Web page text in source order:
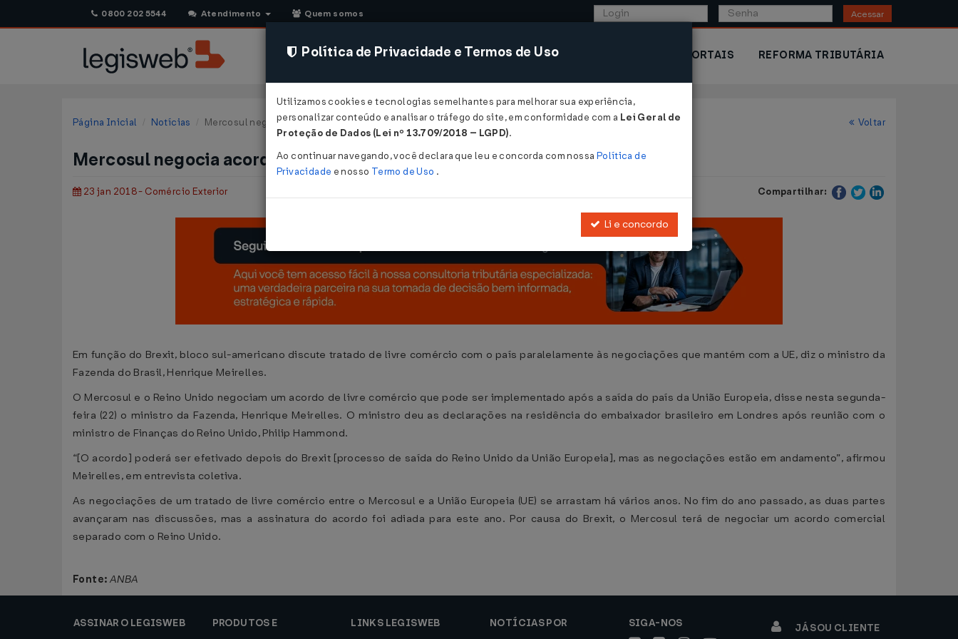
0800 202 5544 Atendimento Quem somos Acessar
CONSULTORIA SISTEMAS COMÉRCIO EXTERIOR PORTAIS REFORMA TRIBUTÁRIA
Página Inicial Notícias Mercosul negocia acordo com Reino Unido... Voltar
Mercosul negocia acordo com Reino Unido
23 jan 2018 - Comércio Exterior Compartilhar:
Em função do Brexit, bloco sul-americano discute tratado de livre comércio com o país paralelamente às negociações que mantém com a UE, diz o ministro da
Fazenda do Brasil, Henrique Meirelles.
O Mercosul e o Reino Unido negociam um acordo de livre comércio que pode ser implementado após a saída do país da União Europeia, disse nesta segunda-
feira (22) o ministro da Fazenda, Henrique Meirelles. O ministro deu as declarações na residência do embaixador brasileiro em Londres após reunião com o
ministro de Finanças do Reino Unido, Philip Hammond.
“[O acordo] poderá ser efetivado depois do Brexit [processo de saída do Reino Unido da União Europeia], mas as negociações estão em andamento”, afirmou
Meirelles, em entrevista coletiva.
As negociações de um tratado de livre comércio entre o Mercosul e a União Europeia (UE) se arrastam há vários anos. No fim do ano passado, as duas partes
avançaram nas discussões, mas a assinatura do acordo foi adiada para este ano. Por causa do Brexit, o Mercosul terá de negociar um acordo comercial
separado com o Reino Unido.
Fonte: ANBA
ASSINAR O LEGISWEB
PRODUTOS E
LINKS LEGISWEB
NOTÍCIAS POR
SIGA-NOS JÁ SOU CLIENTE
Política de Privacidade e Termos de Uso
Utilizamos cookies e tecnologias semelhantes para melhorar sua experiência,
personalizar conteúdo e analisar o tráfego do site, em conformidade com a Lei Geral de
Proteção de Dados (Lei nº 13.709/2018 – LGPD).
Ao continuar navegando, você declara que leu e concorda com nossa Política de
Privacidade e nosso Termo de Uso .
Li e concordo